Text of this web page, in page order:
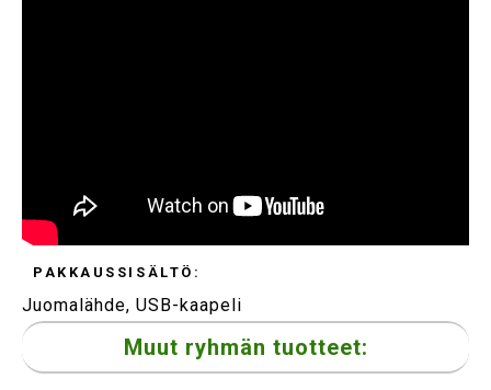
PAKKAUSSISÄLTÖ:
Juomalähde, USB-kaapeli
Muut ryhmän tuotteet: